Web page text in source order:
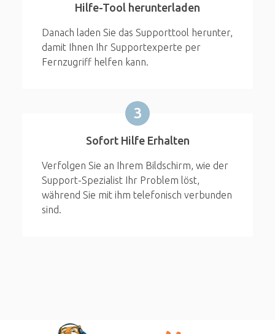
Hilfe-Tool herunterladen
Danach laden Sie das Supporttool herunter,
damit Ihnen Ihr Supportexperte per
Fernzugriff helfen kann.
3
Sofort Hilfe Erhalten
Verfolgen Sie an Ihrem Bildschirm, wie der
Support-Spezialist Ihr Problem löst,
während Sie mit ihm telefonisch verbunden
sind.